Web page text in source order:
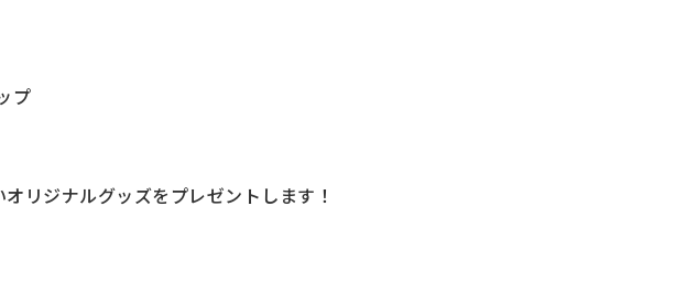
プ
リジナルグッズをプレゼントします！